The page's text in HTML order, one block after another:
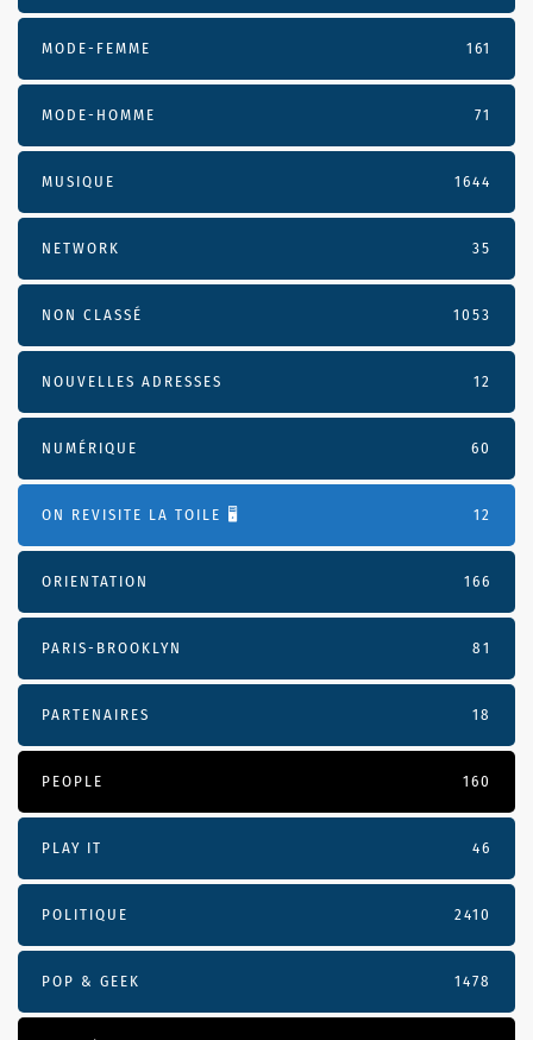
MODE-FEMME 161
MODE-HOMME 71
MUSIQUE 1644
NETWORK 35
NON CLASSÉ 1053
NOUVELLES ADRESSES 12
NUMÉRIQUE 60
ON REVISITE LA TOILE 🖥️ 12
ORIENTATION 166
PARIS-BROOKLYN 81
PARTENAIRES 18
PEOPLE 160
PLAY IT 46
POLITIQUE 2410
POP & GEEK 1478